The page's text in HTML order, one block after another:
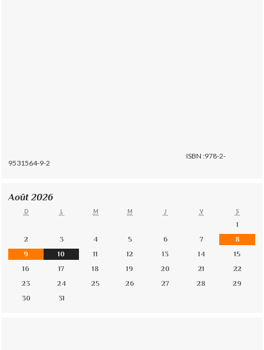
ISBN :978-2-
9531564-9-2
Août 2026
D L M M J V S
1
2
3 4 5 6 7
8
9
10 11 12 13 14
15
16
17 18 19 20 21
22
23
24 25 26 27 28
29
30
31